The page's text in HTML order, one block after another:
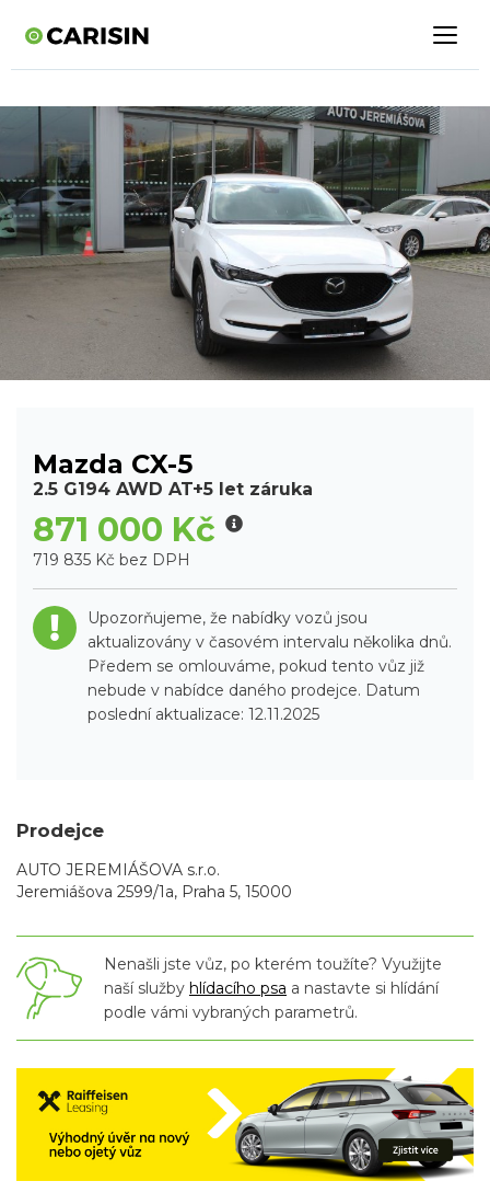
Mazda CX-5
2.5 G194 AWD AT+5 let záruka
871 000 Kč
719 835 Kč bez DPH
Upozorňujeme, že nabídky vozů jsou
aktualizovány v časovém intervalu několika dnů.
Předem se omlouváme, pokud tento vůz již
nebude v nabídce daného prodejce. Datum
poslední aktualizace: 12.11.2025
Prodejce
AUTO JEREMIÁŠOVA s.r.o.
Jeremiášova 2599/1a, Praha 5, 15000
Nenašli jste vůz, po kterém toužíte? Využijte
naší služby hlídacího psa a nastavte si hlídání
podle vámi vybraných parametrů.